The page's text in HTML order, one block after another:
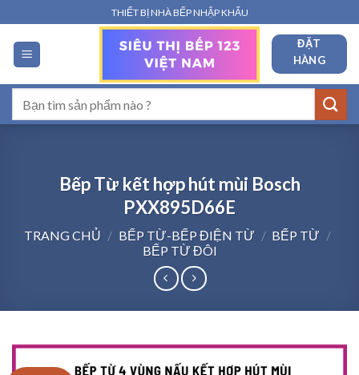
qua
nội
dung
THIẾT BỊ NHÀ BẾP NHẬP KHẨU
ĐẶT
HÀNG
kiếm:
Bếp Từ kết hợp hút mùi Bosch
PXX895D66E
TRANG CHỦ / BẾP TỪ-BẾP ĐIỆN TỪ / BẾP TỪ /
BẾP TỪ ĐÔI